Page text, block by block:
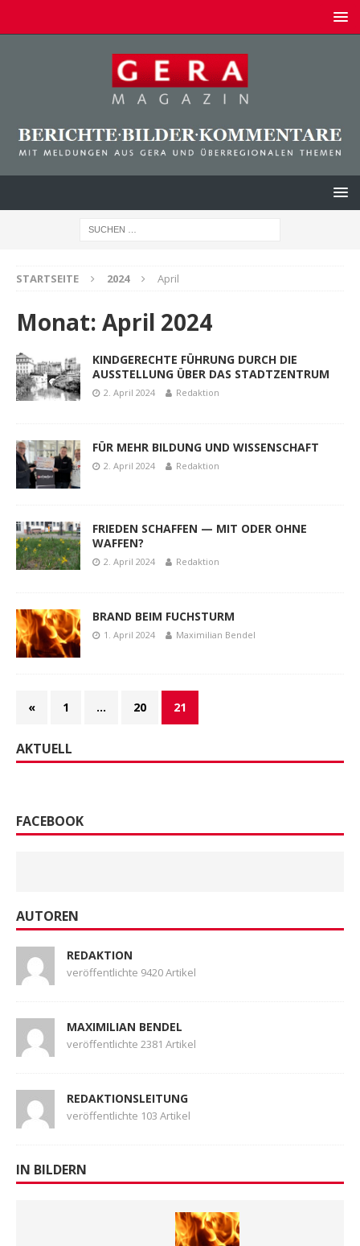
STARTSEITE 2024 April
Monat: April 2024
KINDGERECHTE FÜHRUNG DURCH DIE
AUSSTELLUNG ÜBER DAS STADTZENTRUM
2. April 2024 Redaktion
FÜR MEHR BILDUNG UND WISSENSCHAFT
2. April 2024 Redaktion
FRIEDEN SCHAFFEN — MIT ODER OHNE
WAFFEN?
2. April 2024 Redaktion
BRAND BEIM FUCHSTURM
1. April 2024 Maximilian Bendel
« 1 … 20 21
AKTUELL
FACEBOOK
AUTOREN
REDAKTION
veröffentlichte 9420 Artikel
MAXIMILIAN BENDEL
veröffentlichte 2381 Artikel
REDAKTIONSLEITUNG
veröffentlichte 103 Artikel
IN BILDERN